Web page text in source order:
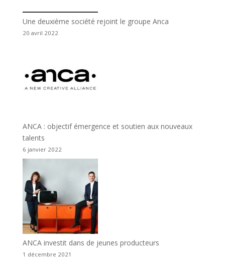
Une deuxième société rejoint le groupe Anca
20 avril 2022
ANCA : objectif émergence et soutien aux nouveaux
talents
6 janvier 2022
ANCA investit dans de jeunes producteurs
1 décembre 2021